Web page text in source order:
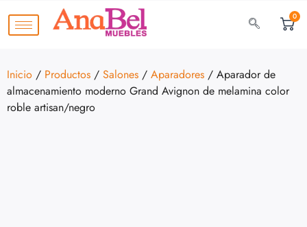
0
Inicio / Productos / Salones / Aparadores / Aparador de
almacenamiento moderno Grand Avignon de melamina color
roble artisan/negro